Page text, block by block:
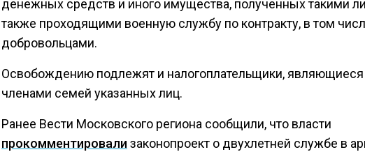
денежных средств и иного имущества, полученных такими
также проходящими военную службу по контракту, в том
добровольцами.
Освобождению подлежят и налогоплательщики, являющиеся
членами семей указанных лиц.
Ранее Вести Московского региона сообщили, что власти
прокомментировали законопроект о двухлетней службе в